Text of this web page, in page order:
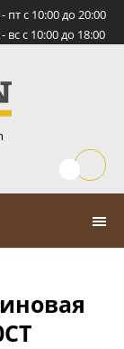
пт c 10:00 до 20:00
вс c 10:00 до 18:00